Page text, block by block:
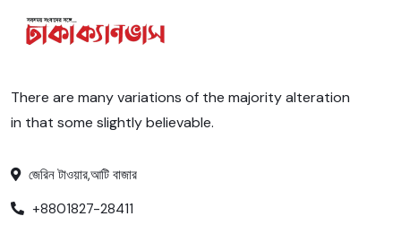
There are many variations of the majority alteration
in that some slightly believable.
জেরিন টাওয়ার,আটি বাজার
+8801827-28411